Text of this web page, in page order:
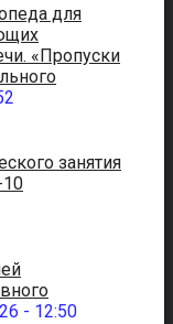
для
«Пропуски
занятия
- 12:50